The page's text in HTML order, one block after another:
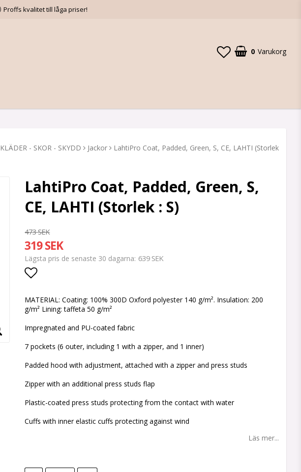
Proffs kvalitet till låga priser!
0 Varukorg
KLÄDER - SKOR - SKYDD Jackor
LahtiPro Coat, Padded, Green, S, CE, LAHTI (Storlek
LahtiPro Coat, Padded, Green, S,
CE, LAHTI (Storlek : S)
473 SEK
319 SEK
Lägsta pris de senaste 30 dagarna 639 SEK
MATERIAL: Coating: 100% 300D Oxford polyester 140 g/m². Insulation: 200
g/m² Lining: taffeta 50 g/m²
Impregnated and PU-coated fabric
7 pockets (6 outer, including 1 with a zipper, and 1 inner)
Padded hood with adjustment, attached with a zipper and press studs
Zipper with an additional press studs flap
Plastic-coated press studs protecting from the contact with water
Cuffs with inner elastic cuffs protecting against wind
Läs mer...